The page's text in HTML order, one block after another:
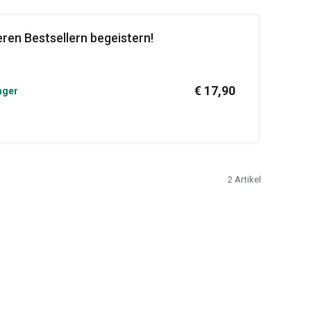
Bestsellern begeistern!
€ 17,90
2 Artikel